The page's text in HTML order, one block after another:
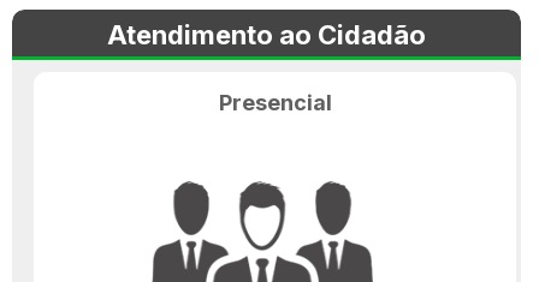
Atendimento ao Cidadão
Presencial